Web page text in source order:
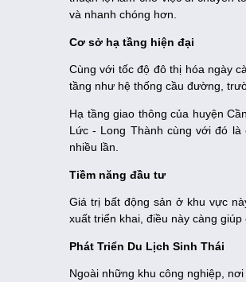
và nhanh chóng hơn.
Cơ sở hạ tầng hiện đại
Cùng với tốc độ đô thị hóa ngày
tầng như hệ thống cầu đường,
Hạ tầng giao thông của huyện
Lức - Long Thành cùng với đó
nhiều lần.
Tiềm năng đầu tư
Giá trị bất động sản ở khu vực
xuất triển khai, điều này càng
Phát Triển Du Lịch Sinh Thái
Ngoài những khu công nghiệp,